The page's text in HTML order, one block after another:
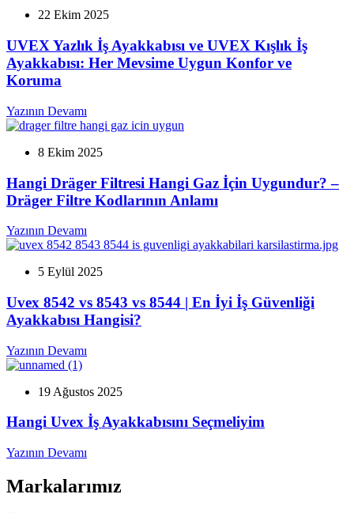
22 Ekim 2025
UVEX Yazlık İş Ayakkabısı ve UVEX Kışlık İş
Ayakkabısı: Her Mevsime Uygun Konfor ve
Koruma
Yazının Devamı
8 Ekim 2025
Hangi Dräger Filtresi Hangi Gaz İçin Uygundur? –
Dräger Filtre Kodlarının Anlamı
Yazının Devamı
5 Eylül 2025
Uvex 8542 vs 8543 vs 8544 | En İyi İş Güvenliği
Ayakkabısı Hangisi?
Yazının Devamı
19 Ağustos 2025
Hangi Uvex İş Ayakkabısını Seçmeliyim
Yazının Devamı
Markalarımız